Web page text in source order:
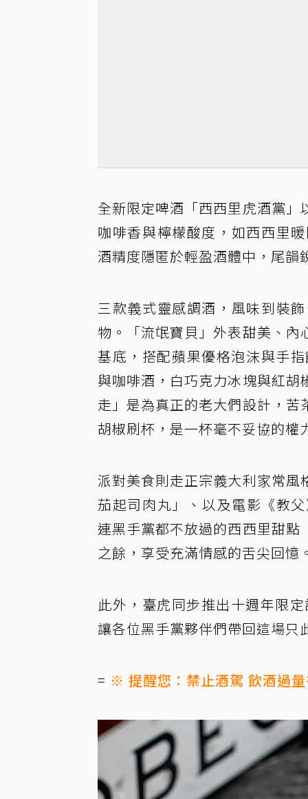
全新限定啤酒「西西里虎酒黨
咖啡香與檸檬酸度，如西西里
酒精度隱匿於輕盈酒體中，尾
三款義式靈感調酒，風味到裝
物。「流氓寶貝」外表甜美、
基底，搭配蘋果優格泡沫與手
與咖啡酒，白巧克力冰塊與紅
走」是為真正的老大們設計，
胡椒刷杯，是一杯毫不妥協的權
派對美食則走正宗義大利家常
茄起司肉丸」、以及電影《教
連黑手黨都不放過的西西里甜
之餘，享受充滿情感的舌尖回憶
此外，臺虎同步推出十週年限
讓各位黑手黨夥伴們帶回這場只
= ※ 提醒您：禁止酒駕 飲酒過